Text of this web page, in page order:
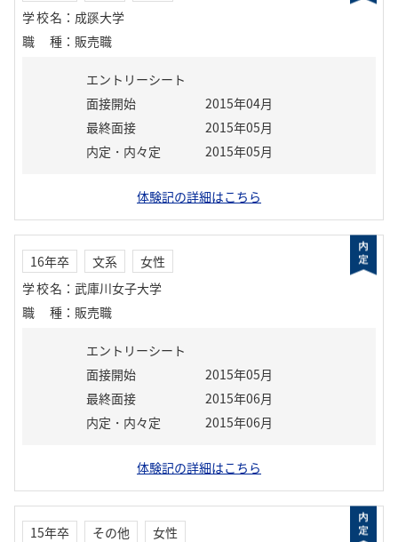
学校名 ： 成蹊大学
職種 ： 販売職
エントリーシート
面接開始
2015年04月
最終面接
2015年05月
内定・内々定
2015年05月
体験記の詳細はこちら
16年卒 文系
女性
学校名 ： 武庫川女子大学
職種 ： 販売職
エントリーシート
面接開始
2015年05月
最終面接
2015年06月
内定・内々定
2015年06月
体験記の詳細はこちら
15年卒 その他
女性